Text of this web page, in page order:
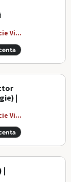
Vi...
|
Vi...
|